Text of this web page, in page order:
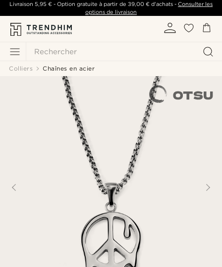
Rechercher
Livraison 5,95 €- Option gratuite à partir de 39,00 €d'achats -Consulter les
options de livraison
Colliers Chaînes en acier